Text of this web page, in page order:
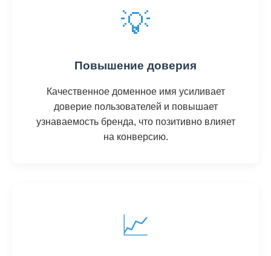
💡
Повышение доверия
Качественное доменное имя усиливает
доверие пользователей и повышает
узнаваемость бренда, что позитивно влияет
на конверсию.
📈